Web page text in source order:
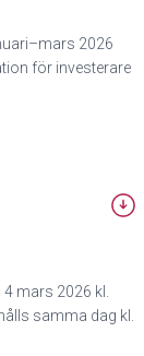
2026
för investerare
mars 2026 kl.
samma dag kl.